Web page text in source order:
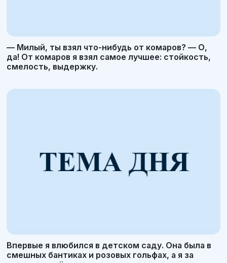
— Милый, ты взял что-нибудь от комаров? — О,
да! От комаров я взял самое лучшее: стойкость,
смелость, выдержку.
Впервые я влюбился в детском саду. Она была в
смешных бантиках и розовых гольфах, а я за